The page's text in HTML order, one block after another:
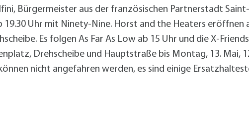
Bürgermeister aus der französischen Partnerstadt
19.30 Uhr mit Ninety-Nine. Horst and the Heaters eröffnen
Es folgen As Far As Low ab 15 Uhr und die X-
Drehscheibe und Hauptstraße bis Montag, 13. Mai,
nicht angefahren werden, es sind einige